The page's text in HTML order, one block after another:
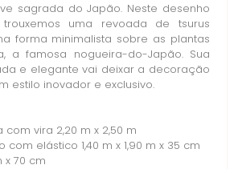
sagrada do Japão. Neste desenho
trouxemos uma revoada de tsurus
forma minimalista sobre as plantas
a famosa nogueira-do-Japão. Sua
e elegante vai deixar a decoração
estilo inovador e exclusivo.
vira 2,20 m x 2,50 m
com elástico 1,40 m x 1,90 m x 35 cm
x 70 cm